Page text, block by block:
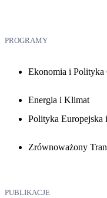
PROGRAMY
Ekonomia i Polityka
Energia i Klimat
Polityka Europejska
Zrównoważony
PUBLIKACJE